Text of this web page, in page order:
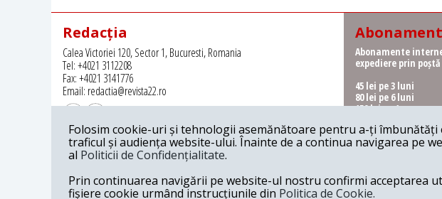
Redacția
Calea Victoriei 120, Sector 1, Bucuresti, Romania
Tel: +4021 3112208
Fax: +4021 3141776
Email: redactia@revista22.ro
Revista 22 este editata de
Abonamente
expediere prin poștă
45 lei pe 3 luni
80 lei pe 6 luni
150 lei pe 1 an
Abonamente
ridicare de la
62 lei pe 6 luni
115 lei pe 1 an
Folosim cookie-uri și tehnologii asemănătoare pentru a-ți
traficul și audiența website-ului. Înainte de a continua navigarea pe
al Politicii de Confidențialitate.
Prin continuarea navigării pe website-ul nostru confirmi acceptarea
fișiere cookie urmând instrucțiunile din Politica de Cookie.